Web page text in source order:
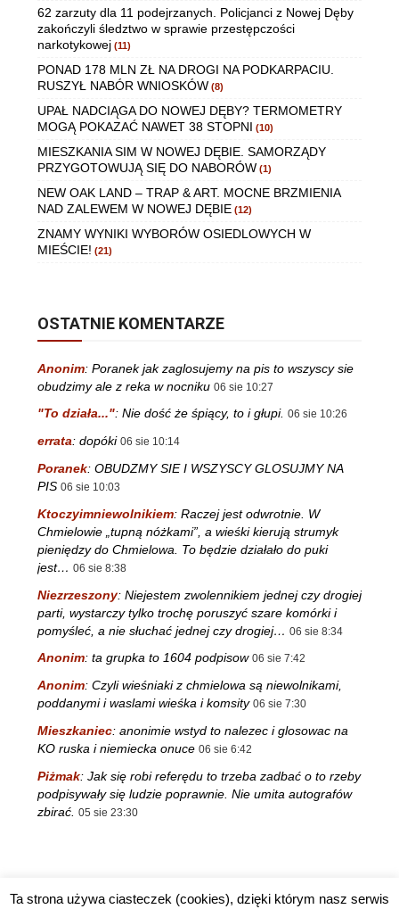
62 zarzuty dla 11 podejrzanych. Policjanci z Nowej Dęby
zakończyli śledztwo w sprawie przestępczości
narkotykowej (11)
PONAD 178 MLN ZŁ NA DROGI NA PODKARPACIU.
RUSZYŁ NABÓR WNIOSKÓW (8)
UPAŁ NADCIĄGA DO NOWEJ DĘBY? TERMOMETRY
MOGĄ POKAZAĆ NAWET 38 STOPNI (10)
MIESZKANIA SIM W NOWEJ DĘBIE. SAMORZĄDY
PRZYGOTOWUJĄ SIĘ DO NABORÓW (1)
NEW OAK LAND – TRAP & ART. MOCNE BRZMIENIA
NAD ZALEWEM W NOWEJ DĘBIE (12)
ZNAMY WYNIKI WYBORÓW OSIEDLOWYCH W
MIEŚCIE! (21)
OSTATNIE KOMENTARZE
Anonim: Poranek jak zaglosujemy na pis to wszyscy sie
obudzimy ale z reka w nocniku 06 sie 10:27
"To działa...": Nie dość że śpiący, to i głupi. 06 sie 10:26
errata: dopóki 06 sie 10:14
Poranek: OBUDZMY SIE I WSZYSCY GLOSUJMY NA
PIS 06 sie 10:03
Ktoczyimniewolnikiem: Raczej jest odwrotnie. W
Chmielowie „tupną nóżkami”, a wieśki kierują strumyk
pieniędzy do Chmielowa. To będzie działało do puki
jest… 06 sie 8:38
Niezrzeszony: Niejestem zwolennikiem jednej czy drogiej
parti, wystarczy tylko trochę poruszyć szare komórki i
pomyśleć, a nie słuchać jednej czy drogiej… 06 sie 8:34
Anonim: ta grupka to 1604 podpisow 06 sie 7:42
Anonim: Czyli wieśniaki z chmielowa są niewolnikami,
poddanymi i waslami wieśka i komsity 06 sie 7:30
Mieszkaniec: anonimie wstyd to nalezec i glosowac na
KO ruska i niemiecka onuce 06 sie 6:42
Piżmak: Jak się robi referędu to trzeba zadbać o to rzeby
podpisywały się ludzie poprawnie. Nie umita autografów
zbirać. 05 sie 23:30
Ta strona używa ciasteczek (cookies), dzięki którym nasz serwis